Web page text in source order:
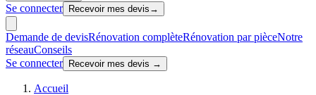
Se connecter
Recevoir mes devis →
Demande de devisRénovation complèteRénovation par pièceNotre
réseauConseils
Se connecter
Recevoir mes devis →
Accueil